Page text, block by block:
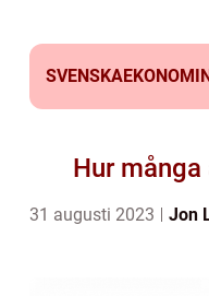
Hur
31 augusti 2023 Jon